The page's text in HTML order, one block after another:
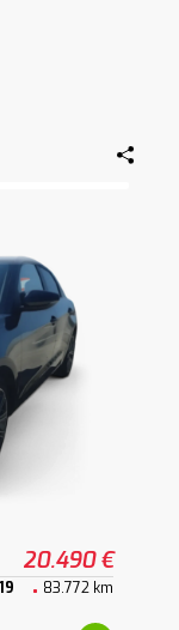
20.490 €
83.772 km